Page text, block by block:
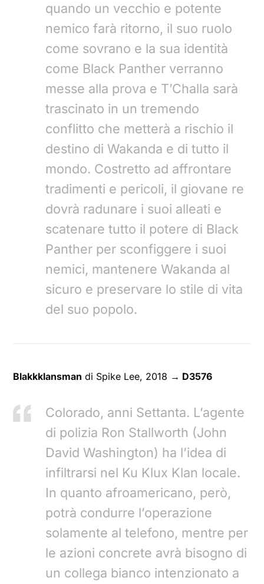
quando un vecchio e potente
nemico farà ritorno, il suo ruolo
come sovrano e la sua identità
come Black Panther verranno
messe alla prova e T’Challa sarà
trascinato in un tremendo
conflitto che metterà a rischio il
destino di Wakanda e di tutto il
mondo. Costretto ad affrontare
tradimenti e pericoli, il giovane re
dovrà radunare i suoi alleati e
scatenare tutto il potere di Black
Panther per sconfiggere i suoi
nemici, mantenere Wakanda al
sicuro e preservare lo stile di vita
del suo popolo.
Blakkklansman di Spike Lee, 2018 → D3576
Colorado, anni Settanta. L’agente
di polizia Ron Stallworth (John
David Washington) ha l’idea di
infiltrarsi nel Ku Klux Klan locale.
In quanto afroamericano, però,
potrà condurre l’operazione
solamente al telefono, mentre per
le azioni concrete avrà bisogno di
un collega bianco intenzionato a